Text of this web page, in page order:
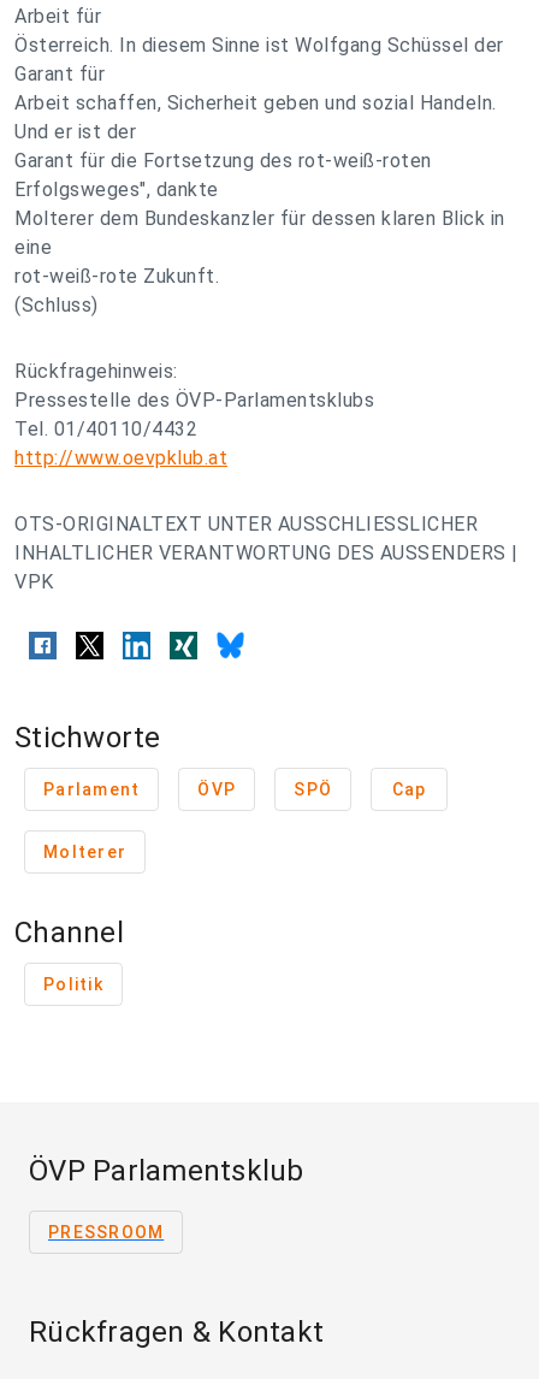
Arbeit für
Österreich. In diesem Sinne ist Wolfgang Schüssel der
Garant für
Arbeit schaffen, Sicherheit geben und sozial Handeln.
Und er ist der
Garant für die Fortsetzung des rot-weiß-roten
Erfolgsweges", dankte
Molterer dem Bundeskanzler für dessen klaren Blick in
eine
rot-weiß-rote Zukunft.
(Schluss)
Rückfragehinweis:
Pressestelle des ÖVP-Parlamentsklubs
Tel. 01/40110/4432
http://www.oevpklub.at
OTS-ORIGINALTEXT UNTER AUSSCHLIESSLICHER
INHALTLICHER VERANTWORTUNG DES AUSSENDERS |
VPK
Stichworte
Parlament ÖVP SPÖ Cap
Molterer
Channel
Politik
ÖVP Parlamentsklub
PRESSROOM
Rückfragen & Kontakt